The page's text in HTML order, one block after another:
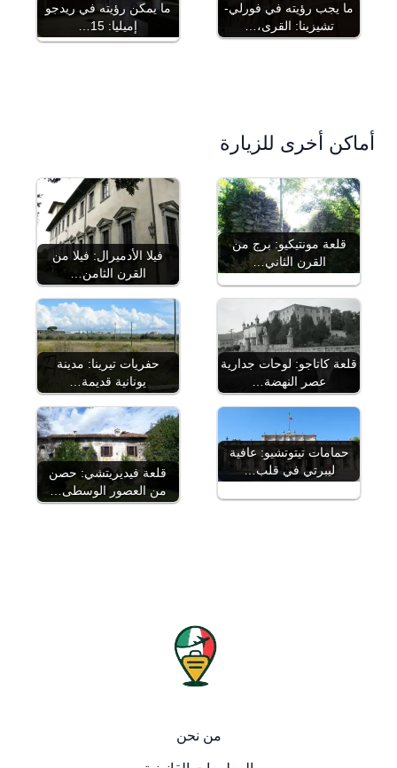
ما يجب رؤيته في فورلي-
تشيزينا: القرى،…
ما يمكن رؤيته في ريدجو
إميليا: 15…
أماكن أخرى للزيارة
قلعة مونتيكيو: برج من
القرن الثاني…
فيلا الأدميرال: فيلا من
القرن الثامن…
قلعة كاتاجو: لوحات جدارية
عصر النهضة…
حفريات تيرينا: مدينة
يونانية قديمة…
حمامات تيتوتشيو: عافية
ليبرتي في قلب…
قلعة فيديريتشي: حصن
من العصور الوسطى…
من نحن